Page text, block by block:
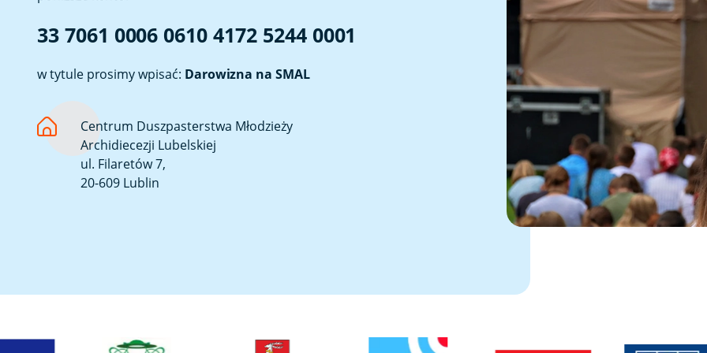
33 7061 0006 0610 4172 5244 0001
w tytule prosimy wpisać: Darowizna na SMAL
Centrum Duszpasterstwa Młodzieży
Archidiecezji Lubelskiej
ul. Filaretów 7,
20-609 Lublin
Link otwiera sie w nowej karcieLink otwiera sie w nowej karcieLink otwiera sie w nowej karcieLink otwiera sie w nowej karcieLink otwiera sie w